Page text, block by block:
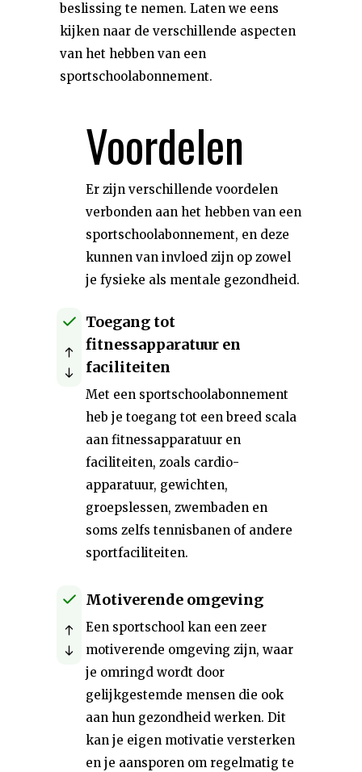
beslissing te nemen. Laten we eens
kijken naar de verschillende aspecten
van het hebben van een
sportschoolabonnement.
Voordelen
Er zijn verschillende voordelen
verbonden aan het hebben van een
sportschoolabonnement, en deze
kunnen van invloed zijn op zowel
je fysieke als mentale gezondheid.
Toegang tot
fitnessapparatuur en
faciliteiten
Met een sportschoolabonnement
heb je toegang tot een breed scala
aan fitnessapparatuur en
faciliteiten, zoals cardio-
apparatuur, gewichten,
groepslessen, zwembaden en
soms zelfs tennisbanen of andere
sportfaciliteiten.
Motiverende omgeving
Een sportschool kan een zeer
motiverende omgeving zijn, waar
je omringd wordt door
gelijkgestemde mensen die ook
aan hun gezondheid werken. Dit
kan je eigen motivatie versterken
en je aansporen om regelmatig te